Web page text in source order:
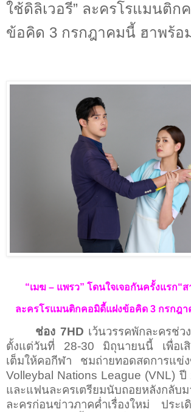
ใช้ดิลิเวอรี” ละครโรแมนติก
ข้อคิด 3 กรกฎาคมนี้ ฮาพร้อ
“เมฆ –แพรว” โดนใจเจอกันครั้งแรก“ส
ละครโรแมนติกคอมิดี้แฝงข้อคิด 3 กรกฎา
ช่อง 7HD เว้นวรรคพักละครช่
ตั้งแต่วันที่ 28-30 มิถุนายนนี้ เพื่อเ
เต็มให้คอกีฬา ชมถ่ายทอดสดการแข่
Volleybal Nations League (VNL) ปี
และแฟนละครเตรียมนับถอยหลังกลับ
ละครก่อนข่าวภาคค่ำเรื่องใหม่ ประเ